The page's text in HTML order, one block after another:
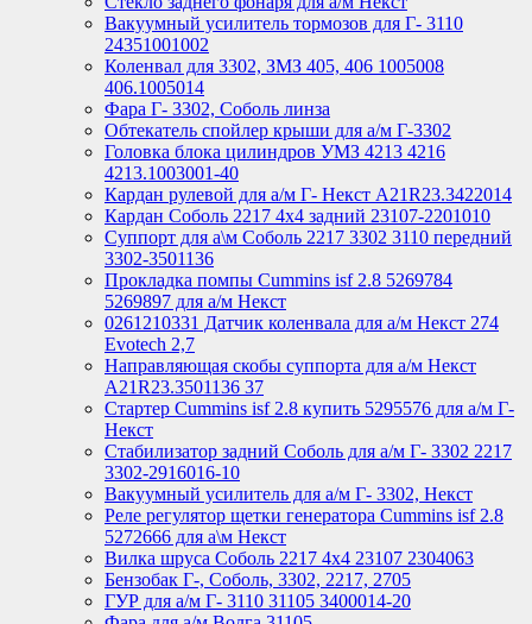
Вакуумный усилитель тормозов для Г- 3110
24351001002
Коленвал для 3302, ЗМЗ 405, 406 1005008
406.1005014
Фара Г- 3302, Соболь линза
Обтекатель спойлер крыши для а/м Г-3302
Головка блока цилиндров УМЗ 4213 4216
4213.1003001-40
Кардан рулевой для а/м Г- Некст А21R23.3422014
Кардан Соболь 2217 4х4 задний 23107-2201010
Суппорт для а\м Соболь 2217 3302 3110 передний
3302-3501136
Прокладка помпы Cummins isf 2.8 5269784
5269897 для а/м Некст
0261210331 Датчик коленвала для а/м Некст 274
Evotech 2,7
Направляющая скобы суппорта для а/м Некст
A21R23.3501136 37
Стартер Cummins isf 2.8 купить 5295576 для а/м Г-
Некст
Стабилизатор задний Соболь для а/м Г- 3302 2217
3302-2916016-10
Вакуумный усилитель для а/м Г- 3302, Некст
Реле регулятор щетки генератора Cummins isf 2.8
5272666 для а\м Некст
Вилка шруса Соболь 2217 4х4 23107 2304063
Бензобак Г-, Соболь, 3302, 2217, 2705
ГУР для а/м Г- 3110 31105 3400014-20